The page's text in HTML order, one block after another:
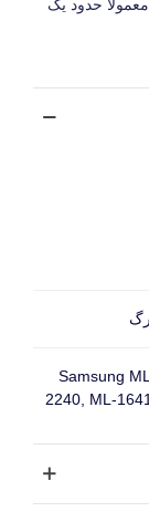
حدود یک
Samsung
2240, ML-